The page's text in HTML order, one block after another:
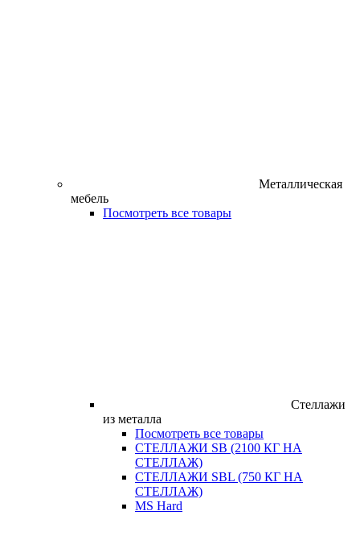
Металлическая
мебель
Посмотреть все товары
Стеллажи
из металла
Посмотреть все товары
СТЕЛЛАЖИ SB (2100 КГ НА
СТЕЛЛАЖ)
СТЕЛЛАЖИ SBL (750 КГ НА
СТЕЛЛАЖ)
MS Hard